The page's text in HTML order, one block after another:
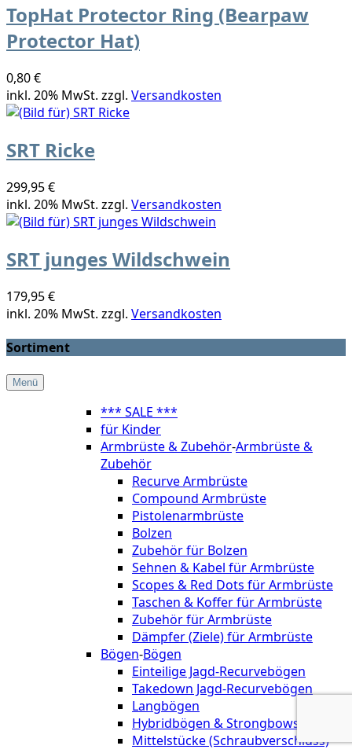
TopHat Protector Ring (Bearpaw
Protector Hat)
0,80 €
inkl. 20% MwSt. zzgl. Versandkosten
SRT Ricke
299,95 €
inkl. 20% MwSt. zzgl. Versandkosten
SRT junges Wildschwein
179,95 €
inkl. 20% MwSt. zzgl. Versandkosten
Sortiment
Menü
*** SALE ***
für Kinder
Armbrüste & Zubehör-Armbrüste &
Zubehör
Recurve Armbrüste
Compound Armbrüste
Pistolenarmbrüste
Bolzen
Zubehör für Bolzen
Sehnen & Kabel für Armbrüste
Scopes & Red Dots für Armbrüste
Taschen & Koffer für Armbrüste
Zubehör für Armbrüste
Dämpfer (Ziele) für Armbrüste
Bögen-Bögen
Einteilige Jagd-Recurvebögen
Takedown Jagd-Recurvebögen
Langbögen
Hybridbögen & Strongbows
Mittelstücke (Schraubverschluss)